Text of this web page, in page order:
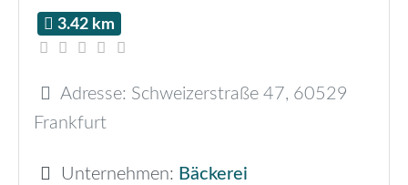
3.42 km
Adresse: Schweizerstraße 47, 60529
Frankfurt
Unternehmen: Bäckerei